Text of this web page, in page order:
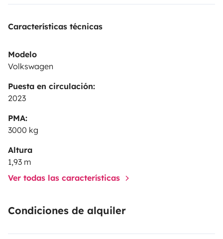
Características técnicas
Modelo
Volkswagen
Puesta en circulación:
2023
PMA:
3000 kg
Altura
1,93 m
Ver todas las características
Condiciones de alquiler